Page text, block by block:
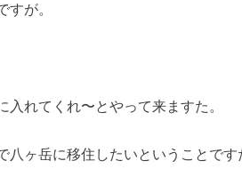
が。
れてくれ〜とやって来ますた。
ヶ岳に移住したいということです